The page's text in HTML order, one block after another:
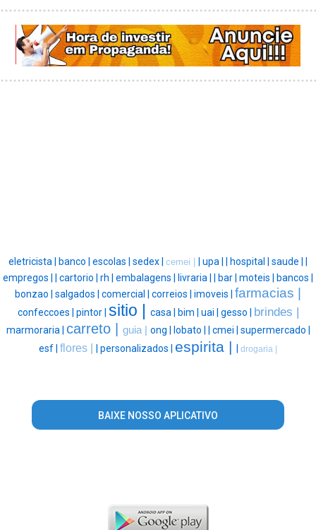
eletricista | banco | escolas | sedex | cemei | upa | hospital | saude |
empregos |
cartorio | rh | embalagens | livraria | bar | moteis |
bancos |
bonzao | salgados | comercial | correios | imoveis | farmacias |
confeccoes | pintor | sitio | casa | bim | uai | gesso | brindes |
marmoraria | carreto | guia | ong | lobato | cmei | supermercado |
esf | flores | personalizados | espirita | drogaria |
BAIXE NOSSO APLICATIVO